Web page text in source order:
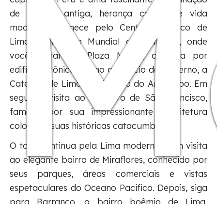
de história antiga, herança colonial e vida
moderna. Comece pelo Centro Histórico de
Lima, Patrimônio Mundial da UNESCO, onde
você visitará a Plaza Mayor, cercada por
edifícios icônicos como o Palácio do Governo, a
Catedral de Lima e o Palácio do Arcebispo. Em
seguida, visita ao Mosteiro de São Francisco,
famoso por sua impressionante arquitetura
colonial e suas históricas catacumbas.
O tour continua pela Lima moderna, com visita
ao elegante bairro de Miraflores, conhecido por
seus parques, áreas comerciais e vistas
espetaculares do Oceano Pacífico. Depois, siga